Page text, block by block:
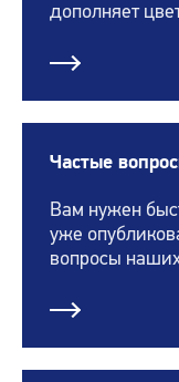
дополняет
Частые
Вам нужен
уже
вопросы